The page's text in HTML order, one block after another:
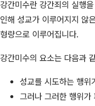
강간미수란 강간죄의 실행
인해 성교가 이루어지지 않
형량으로 이루어집니다.
강간미수의 요소는 다음과
성교를 시도하는 행위
그러나 그러한 행위